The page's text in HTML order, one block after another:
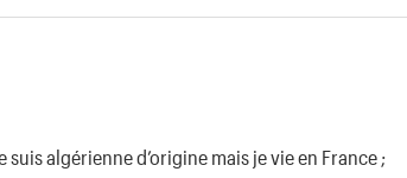
algérienne d’origine mais je vie en France ;